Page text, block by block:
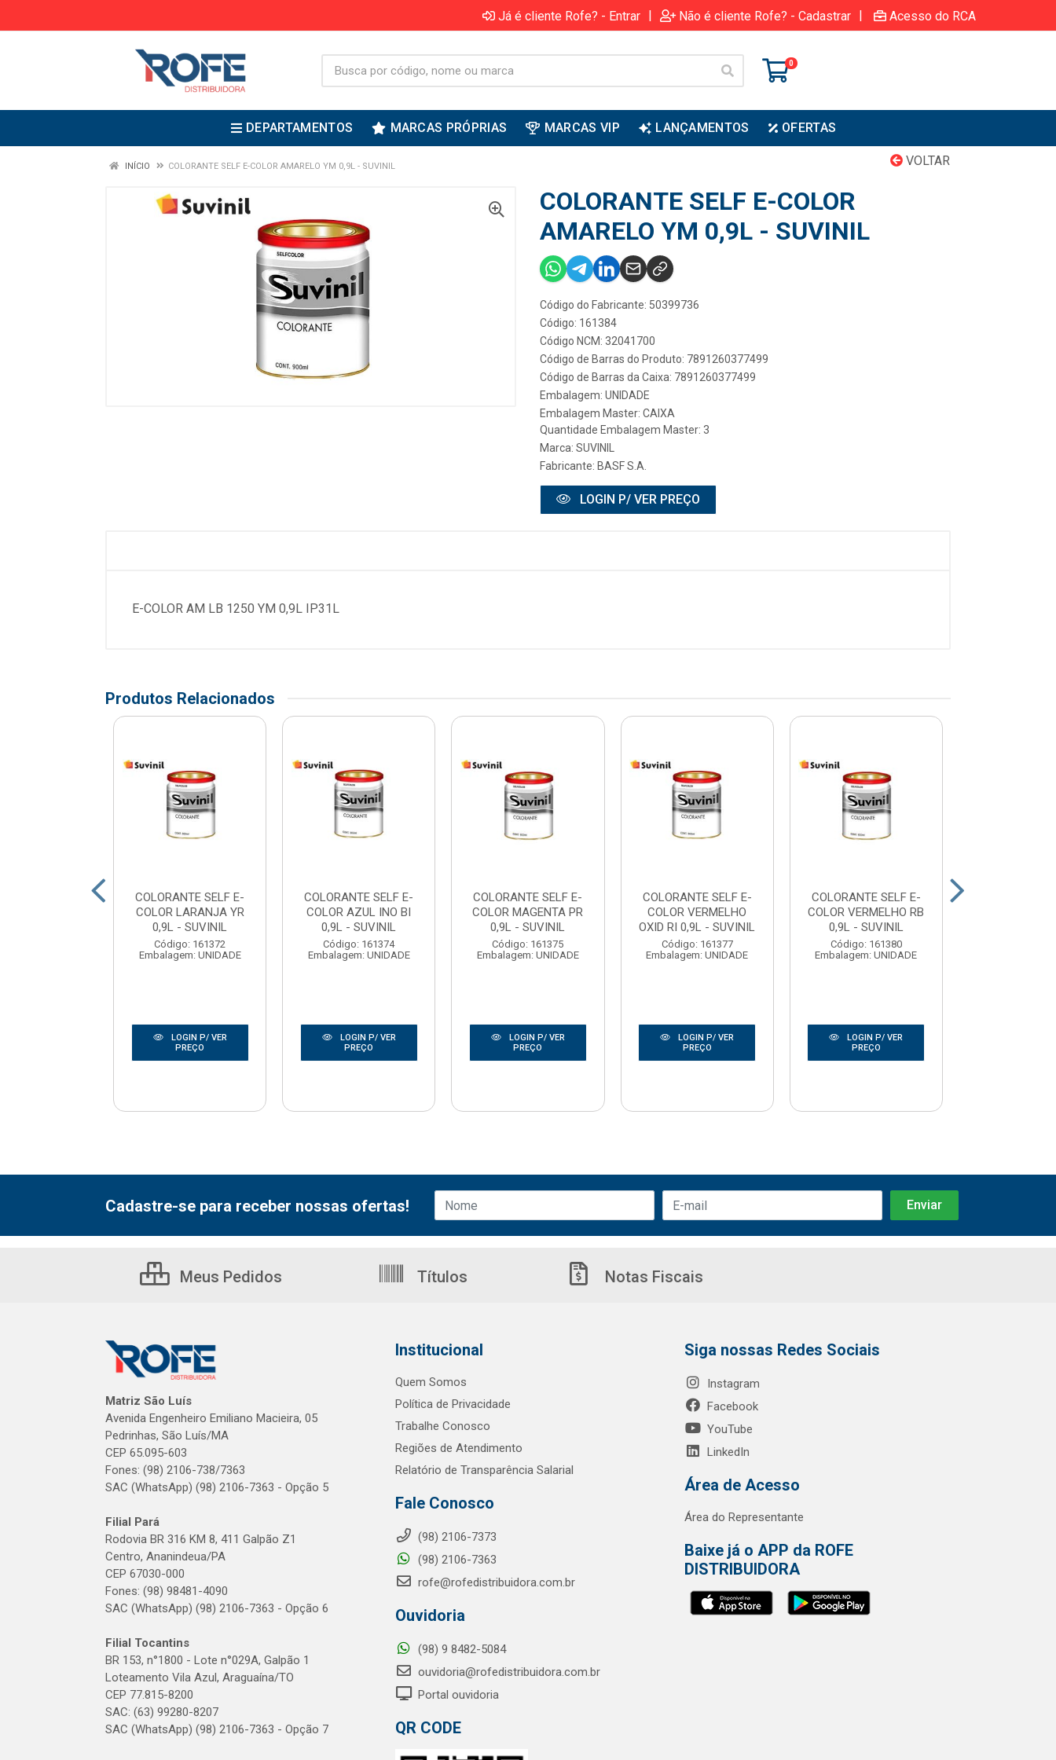
Já é cliente Rofe? - Entrar | Não é cliente Rofe? - Cadastrar | Acesso do RCA
0
DEPARTAMENTOS MARCAS PRÓPRIAS MARCAS VIP LANÇAMENTOS OFERTAS
VOLTAR
INÍCIO COLORANTE SELF E-COLOR AMARELO YM 0,9L - SUVINIL
COLORANTE SELF E-COLOR
AMARELO YM 0,9L - SUVINIL
Código do Fabricante: 50399736
Código: 161384
Código NCM: 32041700
Código de Barras do Produto: 7891260377499
Código de Barras da Caixa: 7891260377499
Embalagem: UNIDADE
Embalagem Master: CAIXA
Quantidade Embalagem Master: 3
Marca: SUVINIL
Fabricante: BASF S.A.
LOGIN P/ VER PREÇO
E-COLOR AM LB 1250 YM 0,9L IP31L
Produtos Relacionados
COLORANTE SELF E-
COLOR LARANJA YR
0,9L - SUVINIL
Código: 161372
Embalagem: UNIDADE
LOGIN P/ VER
PREÇO
COLORANTE SELF E-
COLOR AZUL INO BI
0,9L - SUVINIL
Código: 161374
Embalagem: UNIDADE
LOGIN P/ VER
PREÇO
COLORANTE SELF E-
COLOR MAGENTA PR
0,9L - SUVINIL
Código: 161375
Embalagem: UNIDADE
LOGIN P/ VER
PREÇO
COLORANTE SELF E-
COLOR VERMELHO
OXID RI 0,9L - SUVINIL
Código: 161377
Embalagem: UNIDADE
LOGIN P/ VER
PREÇO
COLORANTE SELF E-
COLOR VERMELHO RB
0,9L - SUVINIL
Código: 161380
Embalagem: UNIDADE
LOGIN P/ VER
PREÇO
Cadastre-se para receber nossas ofertas!
Meus Pedidos Títulos Notas Fiscais
Matriz São Luís
Avenida Engenheiro Emiliano Macieira, 05
Pedrinhas, São Luís/MA
CEP 65.095-603
Fones: (98) 2106-738/7363
SAC (WhatsApp) (98) 2106-7363 - Opção 5
Filial Pará
Rodovia BR 316 KM 8, 411 Galpão Z1
Centro, Ananindeua/PA
CEP 67030-000
Fones: (98) 98481-4090
SAC (WhatsApp) (98) 2106-7363 - Opção 6
Filial Tocantins
BR 153, n°1800 - Lote n°029A, Galpão 1
Loteamento Vila Azul, Araguaína/TO
CEP 77.815-8200
SAC: (63) 99280-8207
SAC (WhatsApp) (98) 2106-7363 - Opção 7
Institucional
Quem Somos
Política de Privacidade
Trabalhe Conosco
Regiões de Atendimento
Relatório de Transparência Salarial
Fale Conosco
(98) 2106-7373
(98) 2106-7363
rofe@rofedistribuidora.com.br
Ouvidoria
(98) 9 8482-5084
ouvidoria@rofedistribuidora.com.br
Portal ouvidoria
QR CODE
Siga nossas Redes Sociais
Instagram
Facebook
YouTube
LinkedIn
Área de Acesso
Área do Representante
Baixe já o APP da ROFE
DISTRIBUIDORA